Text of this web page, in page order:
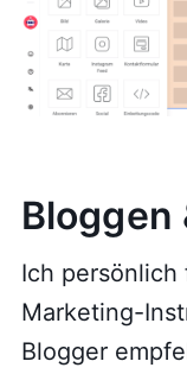
Bloggen
Ich persönlich
Marketing-
Blogger